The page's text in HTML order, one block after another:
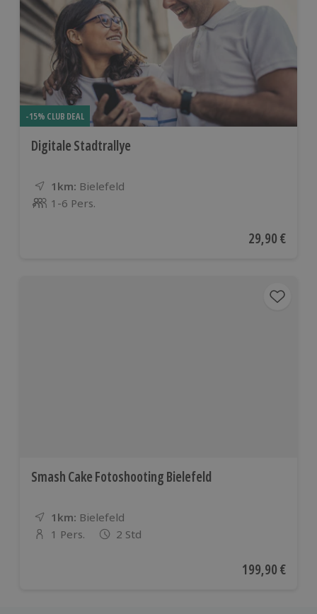
-15% CLUB DEAL
Digitale Stadtrallye
1km: Entfernung
Standort
Bielefeld
Anzahl der Teilnehmer
1-6 Pers.
Aktueller
29,90 €
Smash Cake Fotoshooting Bielefeld
1km: Entfernung
Standort
Bielefeld
Anzahl der Teilnehmer
1 Pers. 2 Std
Aktueller Preis
199,90 €